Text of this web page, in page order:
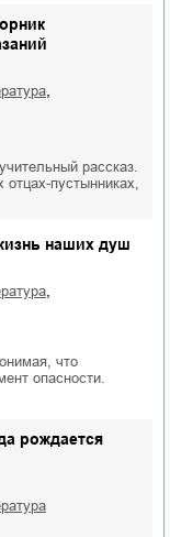
рассказ.
пустынниках,
наших душ
что
опасности.
рождается